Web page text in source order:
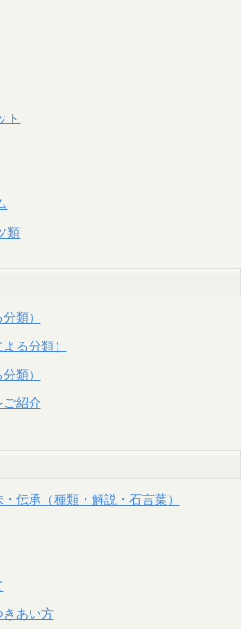
ト
類
類）
る分類）
類）
紹介
伝承（種類・解説・石言葉）
きあい方